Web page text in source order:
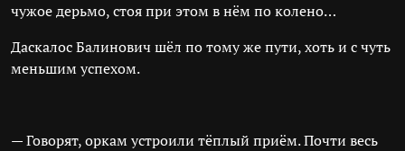
чужое дерьмо, стоя при этом в нём по колено…
Даскалос Балинович шёл по тому же пути, хоть и с чуть
меньшим успехом.
— Говорят, оркам устроили тёплый приём. Почти весь